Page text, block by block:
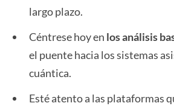
largo plazo.
Céntrese hoy en los análisis
el puente hacia los sistemas
cuántica.
Esté atento a las plataformas